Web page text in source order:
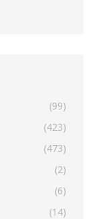
(99)
(423)
(473)
(2)
(6)
(14)